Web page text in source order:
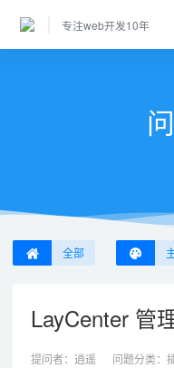
专注web开发10年
全部
LayCenter 管
提问者： 逍遥 问题分类：